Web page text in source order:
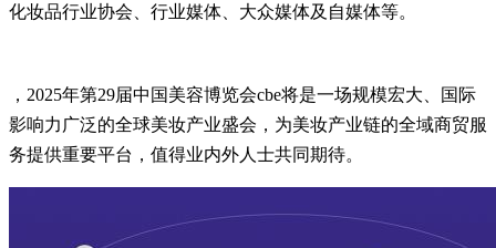
化妆品行业协会、行业媒体、大众媒体及自媒体等。
，2025年第29届中国美容博览会cbe将是一场规模宏大、国际
影响力广泛的全球美妆产业盛会，为美妆产业链的全域商贸服
务提供重要平台，值得业内外人士共同期待。